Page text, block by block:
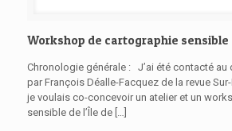
Workshop de cartographie sensible
Chronologie générale : J’ai été contacté au
par François Déalle-Facquez de la revue
je voulais co-concevoir un atelier et un
sensible de l’Île de[…]